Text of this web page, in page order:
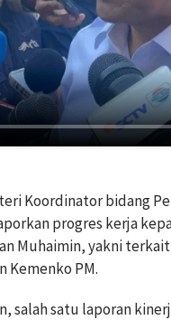
Koordinator bidang
progres kerja
Muhaimin, yakni
Kemenko PM.
salah satu laporan